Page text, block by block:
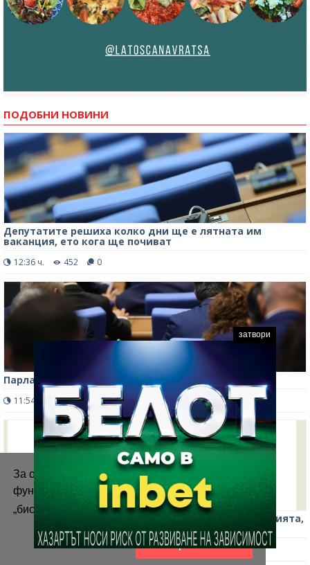
За осигуряване на правилното
функциониране на уебсайта ние използваме
„бисквитки“.
Повече информация
Приемам
ПОДОБНИ НОВИНИ
Депутатите решиха колко дни ще е лятната им
ваканция, ето кога ще почиват
12:36 ч. 452 0
Парламентът прие нови правила за избор на ВСС
11:54 ч. 264 0
Алфа рисърч: Правителството се проваля с корупцията,
цените и пътната безопасност
16:30 ч. 382 0
затвори